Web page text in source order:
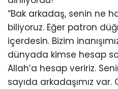
“Bak arkadaş, senin ne
biliyoruz. Eğer patron
içerdesin. Bizim
dünyada kimse hesap
Allah’a hesap veririz.
sayıda arkadaşımız